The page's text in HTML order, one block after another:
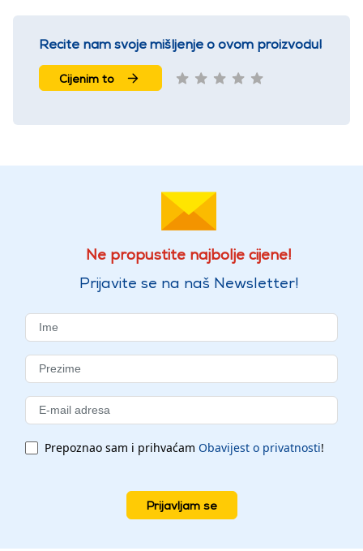
Recite nam svoje mišljenje o ovom proizvodu!
Cijenim to
Ne propustite najbolje cijene!
Prijavite se na naš Newsletter!
Prepoznao sam i prihvaćam Obavijest o privatnosti!
Prijavljam se